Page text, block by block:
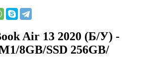
Air 13 2020 (Б/У) -
8GB/SSD 256GB/